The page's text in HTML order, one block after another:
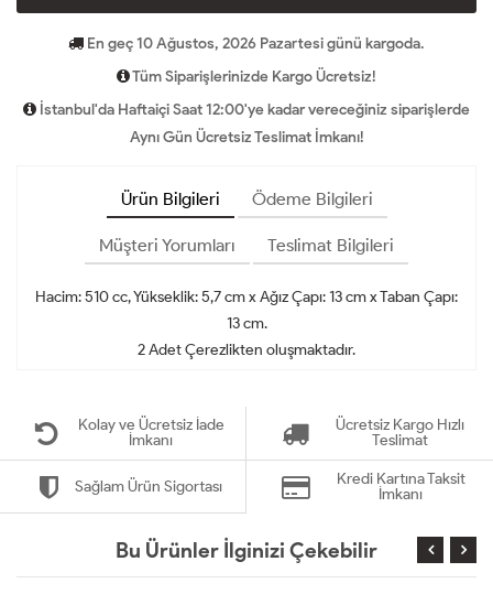
En geç 10 Ağustos, 2026 Pazartesi günü kargoda.
Tüm Siparişlerinizde Kargo Ücretsiz!
İstanbul'da Haftaiçi Saat 12:00'ye kadar vereceğiniz siparişlerde
Aynı Gün Ücretsiz Teslimat İmkanı!
Ürün Bilgileri Ödeme Bilgileri
Müşteri Yorumları Teslimat Bilgileri
Hacim: 510 cc, Yükseklik: 5,7 cm x Ağız Çapı: 13 cm x Taban Çapı:
13 cm.
2 Adet Çerezlikten oluşmaktadır.
Kolay ve Ücretsiz İade
İmkanı
Ücretsiz Kargo Hızlı
Teslimat
Sağlam Ürün Sigortası
Kredi Kartına Taksit
İmkanı
Bu Ürünler İlginizi Çekebilir